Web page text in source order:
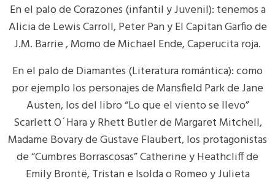
En el palo de Corazones (infantil y Juvenil): tenemos a
Alicia de Lewis Carroll, Peter Pan y El Capitan Garfio de
J.M. Barrie , Momo de Michael Ende, Caperucita roja.
En el palo de Diamantes (Literatura romántica): como
por ejemplo los personajes de Mansfield Park de Jane
Austen, los del libro “Lo que el viento se llevo”
Scarlett O´Hara y Rhett Butler de Margaret Mitchell,
Madame Bovary de Gustave Flaubert, los protagonistas
de “Cumbres Borrascosas” Catherine y Heathcliff de
Emily Brontë, Tristan e Isolda o Romeo y Julieta